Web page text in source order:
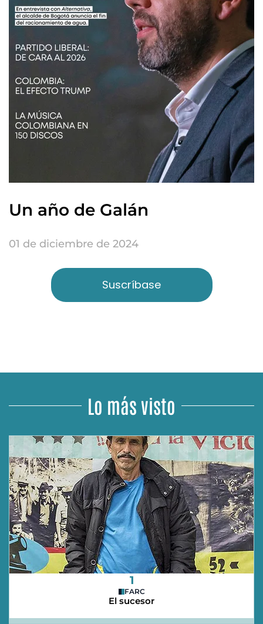
Un año de Galán
01 de diciembre de 2024
Suscríbase
Lo más visto
1
FARC
El sucesor